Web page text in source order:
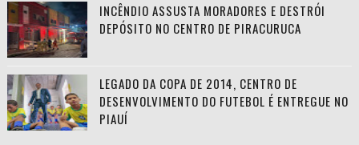
INCÊNDIO ASSUSTA MORADORES E DESTRÓI
DEPÓSITO NO CENTRO DE PIRACURUCA
LEGADO DA COPA DE 2014, CENTRO DE
DESENVOLVIMENTO DO FUTEBOL É ENTREGUE NO
PIAUÍ